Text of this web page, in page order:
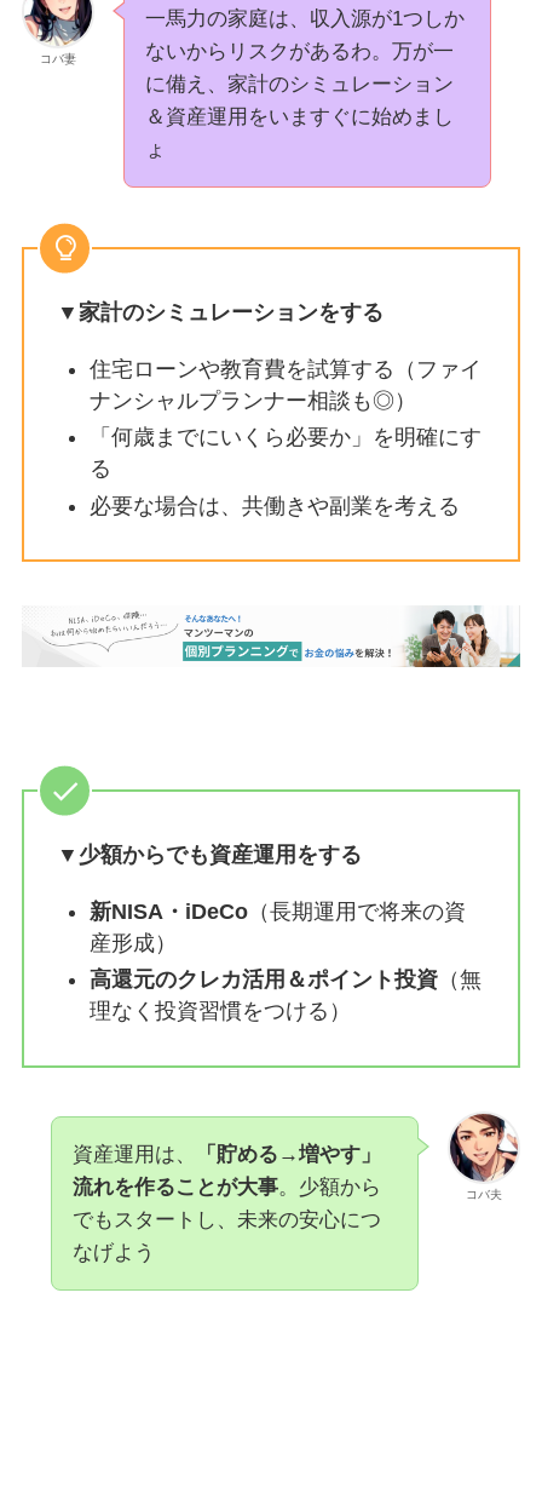
コバ妻
一馬力の家庭は、収入源が1つしか
ないからリスクがあるわ。万が一
に備え、家計のシミュレーション
＆資産運用をいますぐに始めまし
ょ
▼家計のシミュレーションをする
住宅ローンや教育費を試算する（ファイ
ナンシャルプランナー相談も◎）
「何歳までにいくら必要か」を明確にす
る
必要な場合は、共働きや副業を考える
▼少額からでも資産運用をする
新NISA・iDeCo（長期運用で将来の資
産形成）
高還元のクレカ活用＆ポイント投資（無
理なく投資習慣をつける）
コバ夫
資産運用は、
「貯める→増やす」
流れを作ることが大事。少額から
でもスタートし、未来の安心につ
なげよう